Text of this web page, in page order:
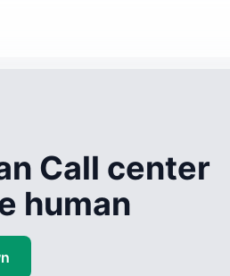
Call center
human